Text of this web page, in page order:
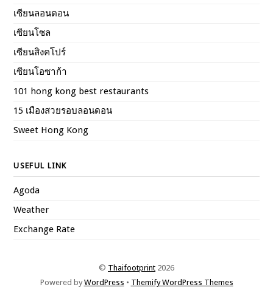
เซียนลอนดอน
เซียนโซล
เซียนสิงคโปร์
เซียนโอซาก้า
101 hong kong best restaurants
15 เมืองสวยรอบลอนดอน
Sweet Hong Kong
USEFUL LINK
Agoda
Weather
Exchange Rate
© Thaifootprint 2026
Powered byWordPress • Themify WordPress Themes